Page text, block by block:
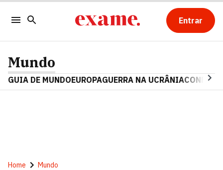
Entrar
Mundo
GUIA DE MUNDOEUROPAGUERRA NA UCRÂNIA
Home Mundo